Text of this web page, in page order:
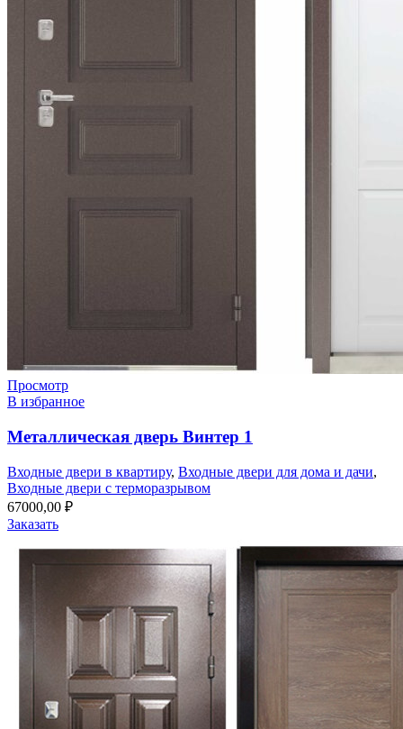
Просмотр
В избранное
Металлическая дверь Винтер 1
Входные двери в квартиру, Входные двери для дома и дачи,
Входные двери с терморазрывом
67000,00 ₽
Заказать